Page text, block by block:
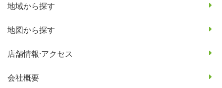
地域から探す
地図から探す
店舗情報·アクセス
会社概要